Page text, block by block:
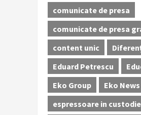
comunicate de presa
comunicate de presa
content unic
Eduard Petrescu
Eko Group
Eko News
espressoare in custodie